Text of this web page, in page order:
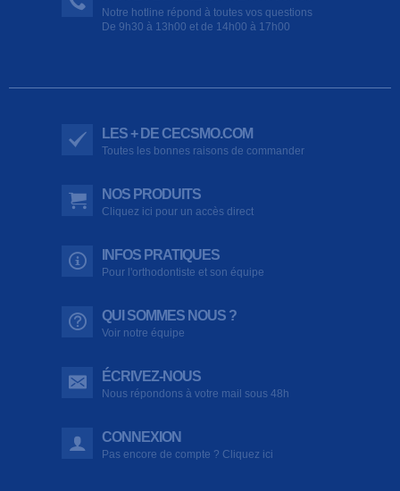
Notre hotline répond à toutes vos questions
De 9h30 à 13h00 et de 14h00 à 17h00
LES + DE CECSMO.COM
Toutes les bonnes raisons de commander
NOS PRODUITS
Cliquez ici pour un accès direct
INFOS PRATIQUES
Pour l'orthodontiste et son équipe
QUI SOMMES NOUS ?
Voir notre équipe
ÉCRIVEZ-NOUS
Nous répondons à votre mail sous 48h
CONNEXION
Pas encore de compte ? Cliquez ici